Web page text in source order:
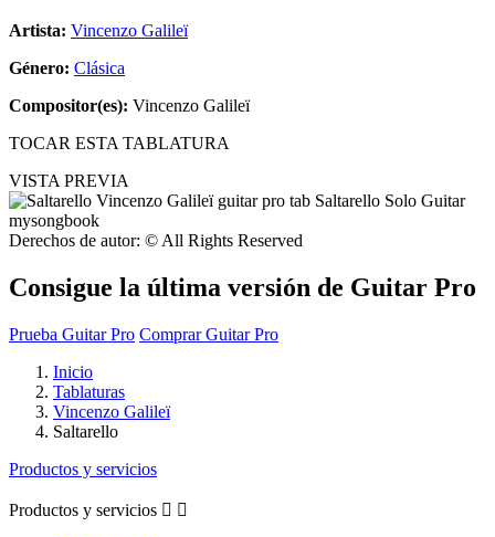
Artista: Vincenzo Galileï
Género: Clásica
Compositor(es): Vincenzo Galileï
TOCAR ESTA TABLATURA
VISTA PREVIA
Derechos de autor: © All Rights Reserved
Consigue la última versión de Guitar Pro
Prueba Guitar Pro Comprar Guitar Pro
Inicio
Tablaturas
Vincenzo Galileï
Saltarello
Productos y servicios
Productos y servicios  